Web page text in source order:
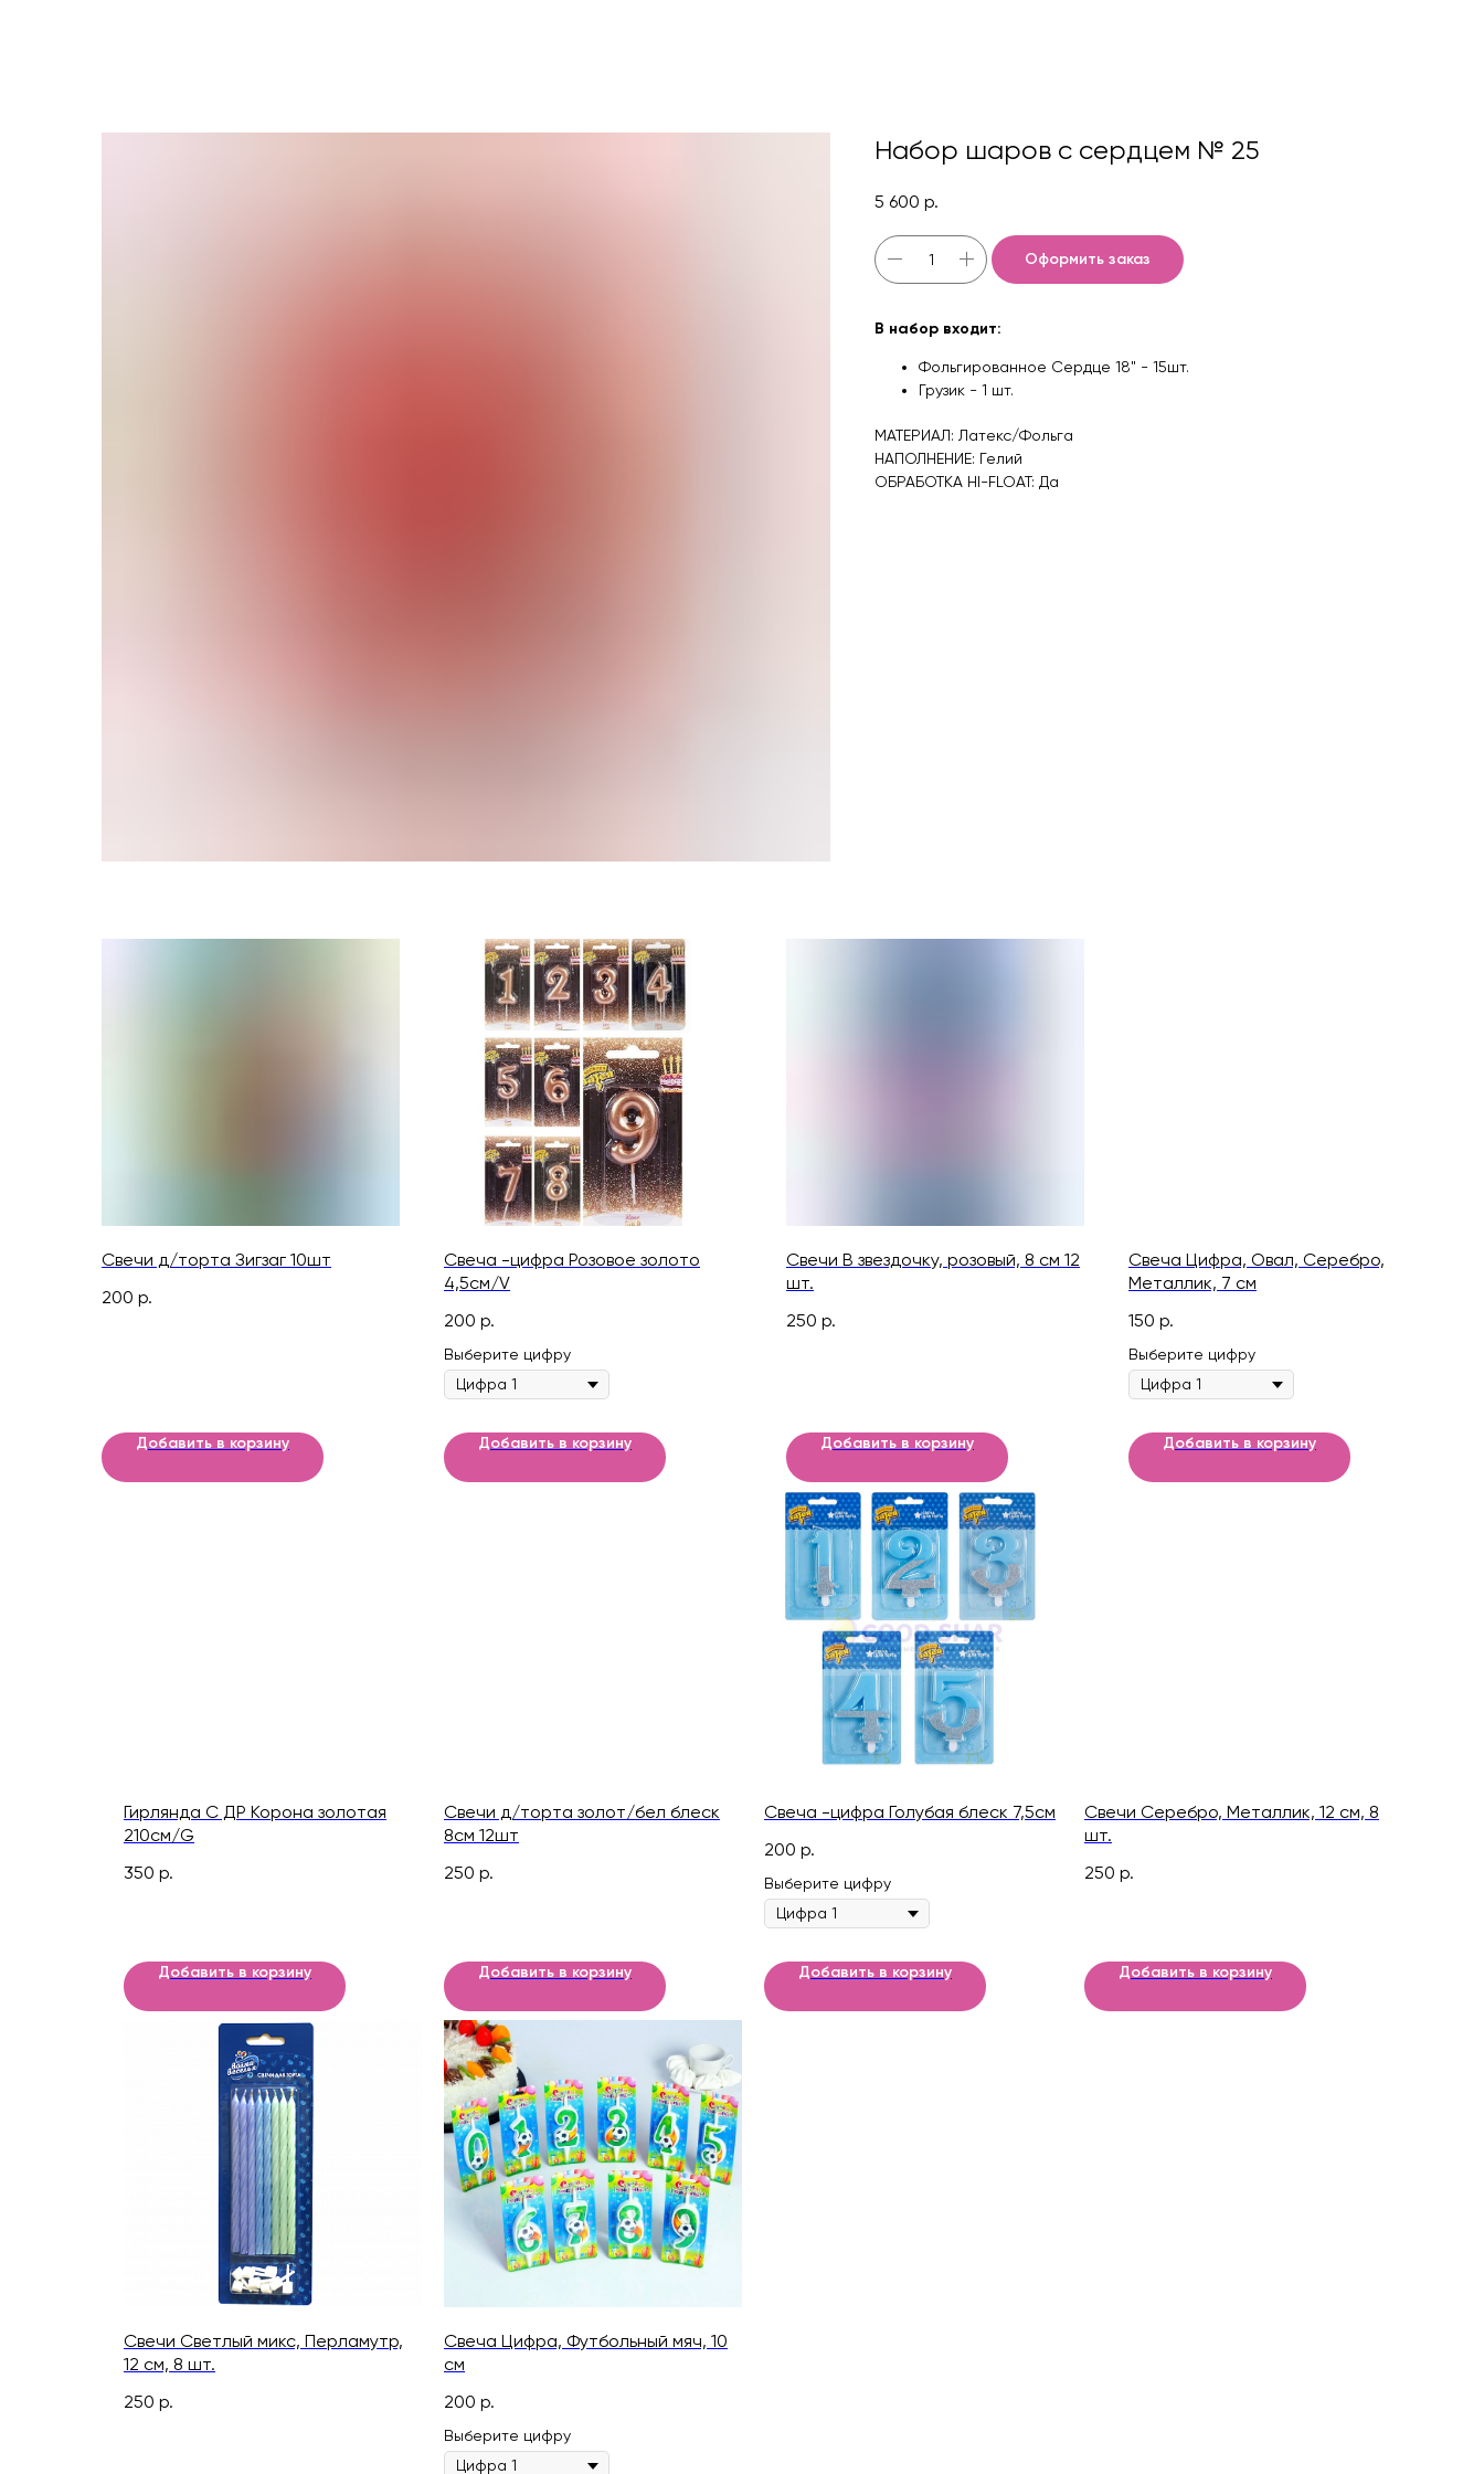
Набор шаров с сердцем № 25
5 600 р.
Оформить заказ
В набор входит:
Фольгированное Сердце 18" - 15шт.
Грузик - 1 шт.
МАТЕРИАЛ: Латекс/Фольга
НАПОЛНЕНИЕ: Гелий
ОБРАБОТКА HI-FLOAT: Да
Свечи д/торта Зигзаг 10шт
200 р.
Добавить в корзину
Свеча -цифра Розовое золото
4,5см/V
200 р.
Выберите цифру
Добавить в корзину
Свечи В звездочку, розовый, 8 см 12
шт.
250 р.
Добавить в корзину
Свеча Цифра, Овал, Серебро,
Металлик, 7 см
150 р.
Выберите цифру
Добавить в корзину
Гирлянда С ДР Корона золотая
210см/G
350 р.
Добавить в корзину
Свечи д/торта золот/бел блеск
8см 12шт
250 р.
Добавить в корзину
Свеча -цифра Голубая блеск 7,5см
200 р.
Выберите цифру
Добавить в корзину
Свечи Серебро, Металлик, 12 см, 8
шт.
250 р.
Добавить в корзину
Свечи Светлый микс, Перламутр,
12 см, 8 шт.
250 р.
Свеча Цифра, Футбольный мяч, 10
см
200 р.
Выберите цифру